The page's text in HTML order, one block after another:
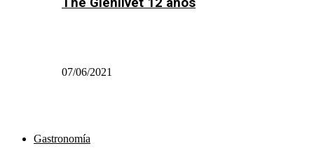
07/06/2021
Gastronomía